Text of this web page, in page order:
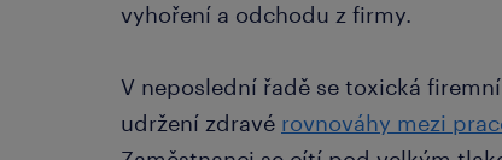
vyhoření a odchodu z firmy.
V neposlední řadě se toxická
udržení zdravé rovnováhy mezi